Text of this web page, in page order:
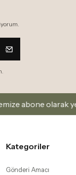
Kategoriler
Gönderi Amacı